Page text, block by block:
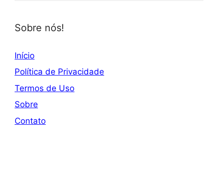
Sobre nós!
Início
Política de Privacidade
Termos de Uso
Sobre
Contato